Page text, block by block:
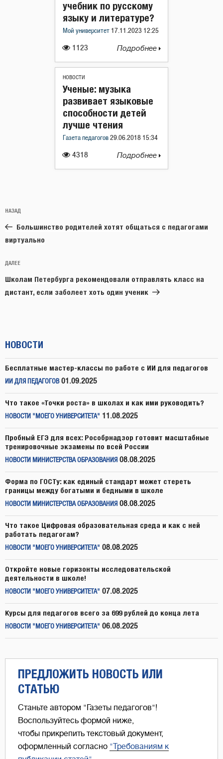
1123
учебник по русскому
языку и литературе?
Мой университет 17.11.2023 12:25
Подробнее
НОВОСТИ
4318
Ученые: музыка
развивает языковые
способности детей
лучше чтения
Газета педагогов 29.06.2018 15:34
Подробнее
по
записям
Предыдущая
запись:
НАЗАД
Большинство родителей хотят общаться с педагогами
виртуально
Следующая
запись
ДАЛЕЕ
Школам Петербурга рекомендовали отправлять класс на
дистант, если заболеет хоть один ученик
НОВОСТИ
Бесплатные мастер-классы по работе с ИИ для педагогов
ИИ ДЛЯ ПЕДАГОГОВ 01.09.2025
Что такое «Точки роста» в школах и как ими руководить?
НОВОСТИ "МОЕГО УНИВЕРСИТЕТА" 11.08.2025
Пробный ЕГЭ для всех: Рособрнадзор готовит масштабные
тренировочные экзамены по всей России
НОВОСТИ МИНИСТЕРСТВА ОБРАЗОВАНИЯ 08.08.2025
Форма по ГОСТу: как единый стандарт может стереть
границы между богатыми и бедными в школе
НОВОСТИ МИНИСТЕРСТВА ОБРАЗОВАНИЯ 08.08.2025
Что такое Цифровая образовательная среда и как с ней
работать педагогам?
НОВОСТИ "МОЕГО УНИВЕРСИТЕТА" 08.08.2025
Откройте новые горизонты исследовательской
деятельности в школе!
НОВОСТИ "МОЕГО УНИВЕРСИТЕТА" 07.08.2025
Курсы для педагогов всего за 699 рублей до конца лета
НОВОСТИ "МОЕГО УНИВЕРСИТЕТА" 06.08.2025
ПРЕДЛОЖИТЬ НОВОСТЬ ИЛИ
СТАТЬЮ
Станьте автором "Газеты педагогов"!
Воспользуйтесь формой ниже,
чтобы прикрепить текстовый документ,
оформленный согласно "Требованиям к